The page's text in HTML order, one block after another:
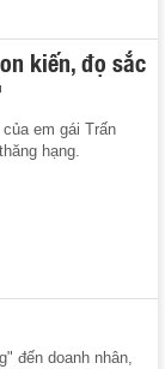
kiến, đọ sắc
em gái Trấn
hạng.
đến doanh nhân,